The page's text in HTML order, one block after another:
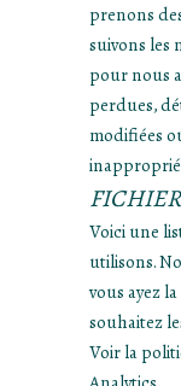
prenons
suivons les
pour nous
perdues,
modifiées
Voici une
utilisons.
vous ayez
souhaitez
Voir la